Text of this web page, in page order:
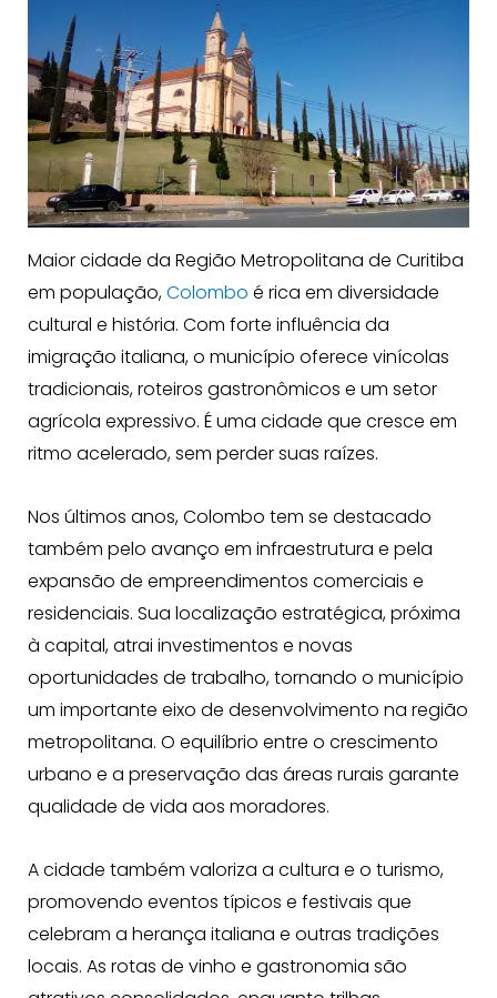
Maior cidade da Região Metropolitana de Curitiba
em população,Colombo é rica em diversidade
cultural e história. Com forte influência da
imigração italiana, o município oferece vinícolas
tradicionais, roteiros gastronômicos e um setor
agrícola expressivo. É uma cidade que cresce em
ritmo acelerado, sem perder suas raízes.
Nos últimos anos, Colombo tem se destacado
também pelo avanço em infraestrutura e pela
expansão de empreendimentos comerciais e
residenciais. Sua localização estratégica, próxima
à capital, atrai investimentos e novas
oportunidades de trabalho, tornando o município
um importante eixo de desenvolvimento na região
metropolitana. O equilíbrio entre o crescimento
urbano e a preservação das áreas rurais garante
qualidade de vida aos moradores.
A cidade também valoriza a cultura e o turismo,
promovendo eventos típicos e festivais que
celebram a herança italiana e outras tradições
locais. As rotas de vinho e gastronomia são